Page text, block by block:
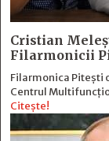
Cristian
Filarmonicii
Filarmonica Pitești
Centrul
Citește!